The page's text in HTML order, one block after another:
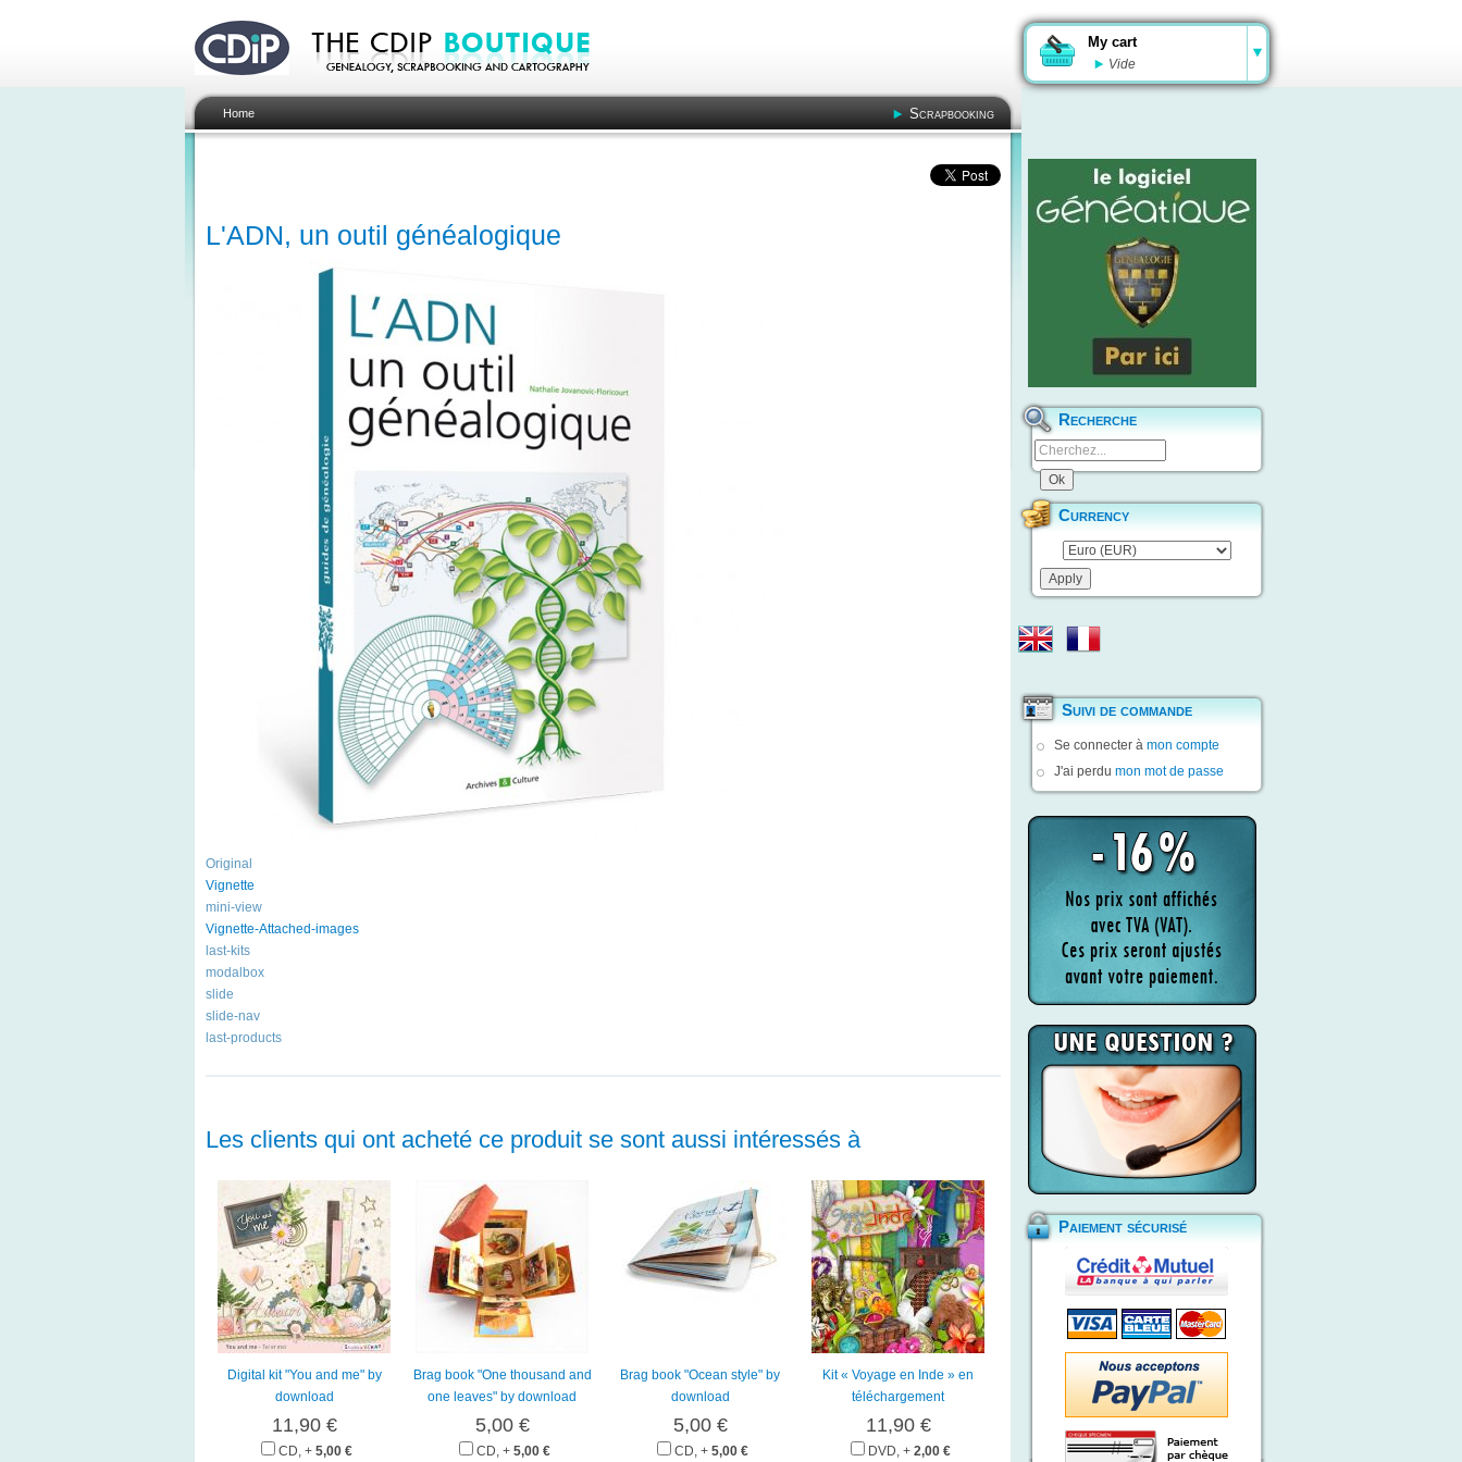
My cart
Vide
Home Scrapbooking
L'ADN, un outil généalogique
Original
Vignette
mini-view
Vignette-Attached-images
last-kits
modalbox
slide
slide-nav
last-products
Les clients qui ont acheté ce produit se sont aussi intéressés à
Digital kit "You and me" by
download
11,90 €
CD, + 5,00 €
Brag book "One thousand and
one leaves" by download
5,00 €
CD, + 5,00 €
Brag book "Ocean style" by
download
5,00 €
CD, + 5,00 €
Kit « Voyage en Inde » en
téléchargement
11,90 €
DVD, + 2,00 €
Recherche
Currency
Suivi de commande
Se connecter à mon compte
J'ai perdu mon mot de passe
Paiement sécurisé